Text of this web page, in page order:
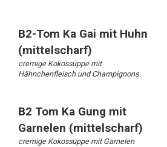
B2-Tom Ka Gai mit Huhn
(mittelscharf)
cremige Kokossuppe mit
Hähnchenfleisch und Champignons
B2 Tom Ka Gung mit
Garnelen (mittelscharf)
cremige Kokossuppe mit Garnelen